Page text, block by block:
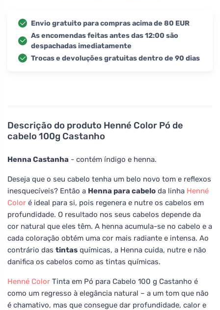
Descrição do produto Henné Color Pó de
cabelo 100g Castanho
Henna Castanha - contém índigo e henna.
Deseja que o seu cabelo tenha um belo novo tom e reflexos
inesquecíveis? Então a Henna para cabelo da linha Henné
Color é ideal para si, pois regenera e nutre os cabelos em
profundidade. O resultado nos seus cabelos depende da
cor natural que eles têm. A henna acumula-se no cabelo e a
cada coloração obtém uma cor mais radiante e intensa. Ao
contrário das tintas químicas, a Henna cuida, nutre e não
danifica os cabelos como as tintas químicas.
Henné Color Tinta em Pó para Cabelo 100 g Castanho é
como um regresso à elegância natural – a um tom que não
é chamativo, mas que consegue dar profundidade, calor e
Envio gratuito para compras acima de 80 EUR
As encomendas feitas antes das 12:00 são
despachadas imediatamente
Trocas e devoluções gratuitas dentro de 90 dias